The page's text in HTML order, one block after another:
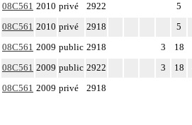
08C561 2010 privé 2922 5
08C561 2010 privé 2918 5
08C561 2009 public 2918 3 18
08C561 2009 public 2922 3 18
08C561 2009 privé 2918